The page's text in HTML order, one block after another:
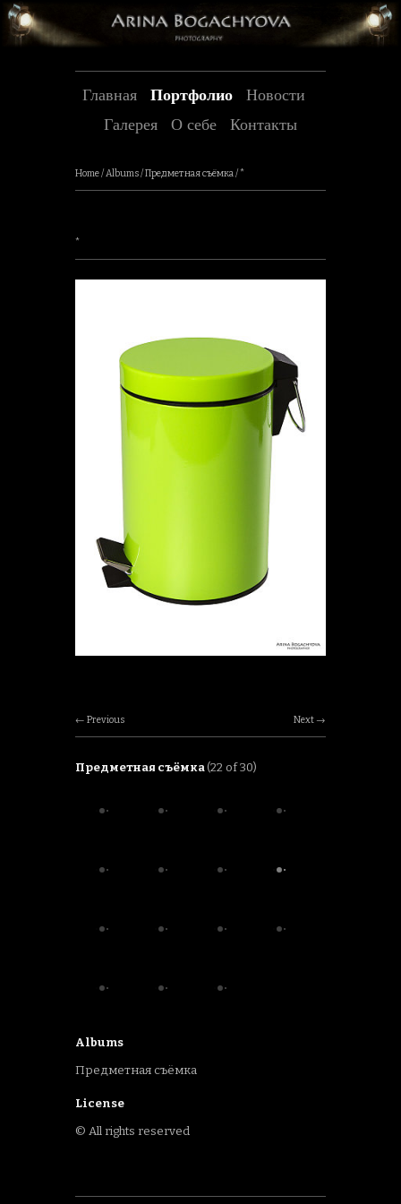
Главная Портфолио
Новости
Галерея
О себе Контакты
Home/Albums/Предметная съёмка/*
*
Next
Previous
Предметная съёмка (22 of 30)
Albums
Предметная съёмка
License
© All rights reserved